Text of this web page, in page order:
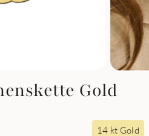
Gold
14 kt Gold